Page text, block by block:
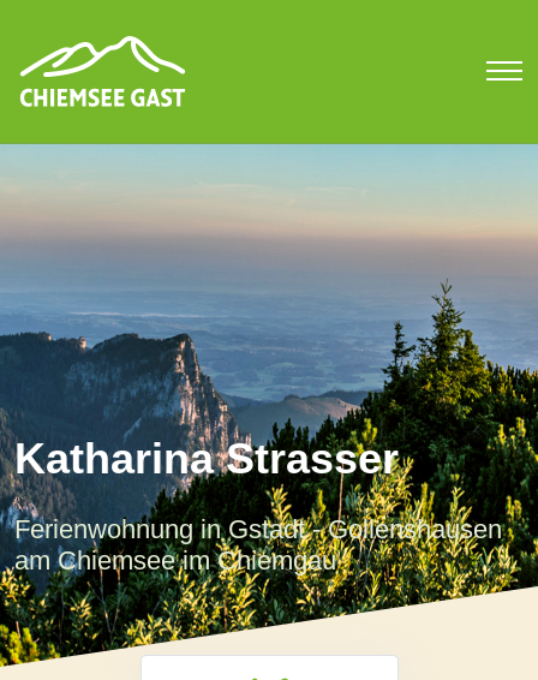
Katharina Strasser
Ferienwohnung in Gstadt - Gollenshausen
am Chiemsee im Chiemgau